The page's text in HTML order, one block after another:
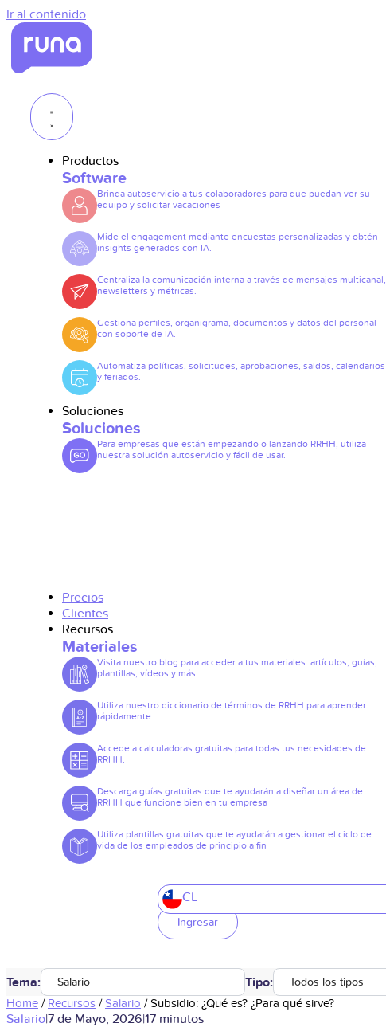
Ir al contenido
Productos
Software
Brinda autoservicio a tus colaboradores para que puedan ver su
equipo y solicitar vacaciones
Mide el engagement mediante encuestas personalizadas y obtén
insights generados con IA.
Centraliza la comunicación interna a través de mensajes multicanal,
newsletters y métricas.
Gestiona perfiles, organigrama, documentos y datos del personal
con soporte de IA.
Automatiza políticas, solicitudes, aprobaciones, saldos, calendarios
y feriados.
Soluciones
Soluciones
Para empresas que están empezando o lanzando RRHH, utiliza
nuestra solución autoservicio y fácil de usar.
Precios
Clientes
Recursos
Materiales
Visita nuestro blog para acceder a tus materiales: artículos, guías,
plantillas, vídeos y más.
Utiliza nuestro diccionario de términos de RRHH para aprender
rápidamente.
Accede a calculadoras gratuitas para todas tus necesidades de
RRHH.
Descarga guías gratuitas que te ayudarán a diseñar un área de
RRHH que funcione bien en tu empresa
Utiliza plantillas gratuitas que te ayudarán a gestionar el ciclo de
vida de los empleados de principio a fin
CL
Ingresar
Tema: Salario Tipo: Todos los tipos
Home / Recursos /Salario /Subsidio: ¿Qué es? ¿Para qué sirve?
Salario|7 de Mayo, 2026|17 minutos